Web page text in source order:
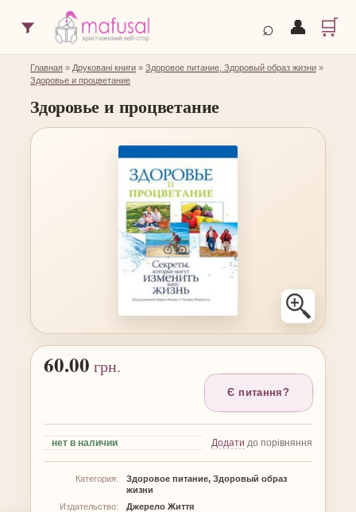
⌕ 👤 🛒
Главная » Друковані книги » Здоровое питание, Здоровый образ жизни »
Здоровье и процветание
Здоровье и процветание
60.00 грн.
Є питання?
нет в наличии Додати до порівняння
Категория:
Здоровое питание, Здоровый образ
жизни
Издательство:
Джерело Життя